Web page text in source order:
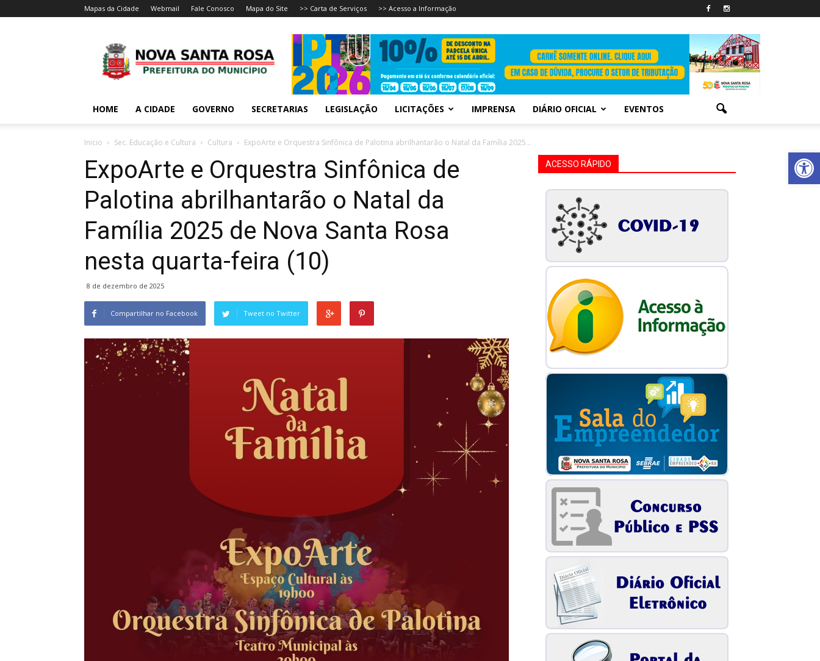
Abrir
Mapas da Cidade Webmail Fale Conosco Mapa do Site >> Carta de Serviços >> Acesso a Informação
HOME A CIDADE GOVERNO SECRETARIAS LEGISLAÇÃO LICITAÇÕES IMPRENSA DIÁRIO OFICIAL EVENTOS
Inicio Sec. Educação e Cultura Cultura ExpoArte e Orquestra Sinfônica de Palotina abrilhantarão o Natal da Família 2025...
ExpoArte e Orquestra Sinfônica de
Palotina abrilhantarão o Natal da
Família 2025 de Nova Santa Rosa
nesta quarta-feira (10)
8 de dezembro de 2025
Compartilhar no Facebook Tweet no Twitter
ACESSO RÁPIDO